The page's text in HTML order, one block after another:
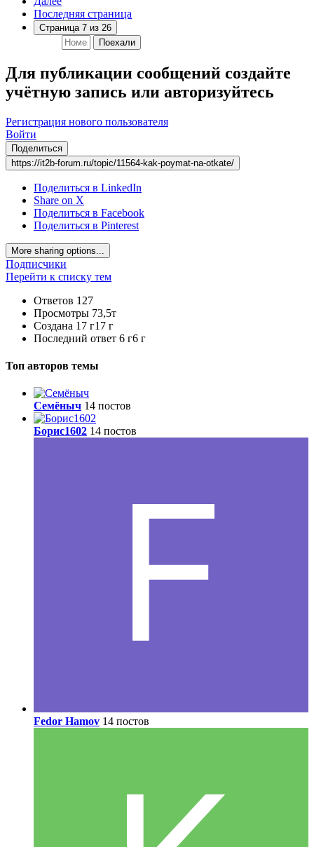
Последняя страница
Страница 7 из 26
Поехали
Для публикации сообщений создайте
учётную запись или авторизуйтесь
Регистрация нового пользователя
Войти
Поделиться
https://it2b-forum.ru/topic/11564-kak-poymat-na-otkate/
Поделиться в LinkedIn
Share on X
Поделиться в Facebook
Поделиться в Pinterest
More sharing options...
Подписчики
Перейти к списку тем
Ответов 127
Просмотры 73,5т
Создана 17 г17 г
Последний ответ 6 г6 г
Топ авторов темы
Семёныч 14 постов
Борис1602 14 постов
Fedor Hamov 14 постов